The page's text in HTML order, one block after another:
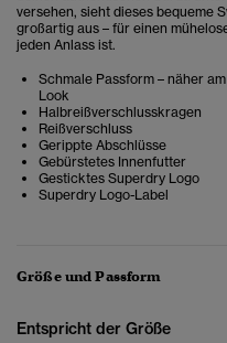
versehen, sieht dieses bequeme
großartig aus – für einen
jeden Anlass ist.
Schmale Passform – näher
Look
Halbreißverschlusskragen
Reißverschluss
Gerippte Abschlüsse
Gebürstetes Innenfutter
Gesticktes Superdry Logo
Superdry Logo-Label
Größe und Passform
Entspricht der Größe